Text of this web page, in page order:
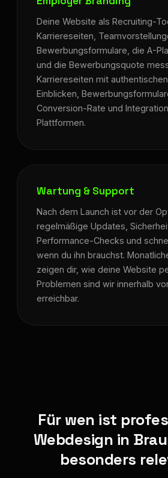
Deine Website als Recruiting-
Karriereseiten,
Bewerbungsformulare, die A-
und die Bewerbungsquote
Karriereseiten mit
Einblicken,
Conversion-Rate und
Plattformen.
Wartung & Support
Nach dem Launch ist vor der
regelmäßige Updates,
Performance-Checks und
wenn du ihn brauchst.
zeigen dir, wie deine Website
Problemen sind wir innerhalb
erreichbar.
Für wen ist
Webdesign in
besonders